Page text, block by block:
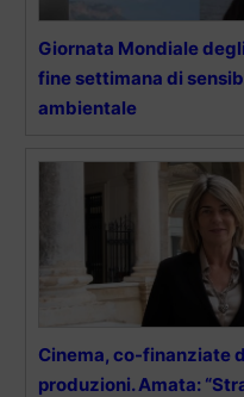
Giornata Mondiale
fine settimana di
ambientale
Cinema, co-finanziate
produzioni. Amata: